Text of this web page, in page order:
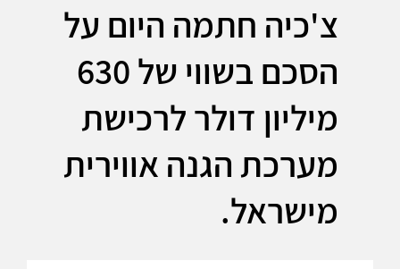
צ'כיה חתמה היום על
הסכם בשווי של 630
מיליון דולר לרכישת
מערכת הגנה אווירית
מישראל.